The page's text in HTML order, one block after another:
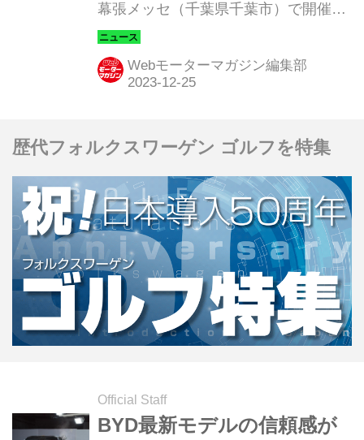
幕張メッセ（千葉県千葉市）で開催さ
れる「TOKYO AUTO SALON 2024」
（会期：2024年1月12日（金）～14日
（日））に「BYD DOLPHIN（ドルフ
Webモーターマガジン編集部
歴代フォルクスワーゲン ゴルフを特集
Official Staff
BYD最新モデルの信頼感が